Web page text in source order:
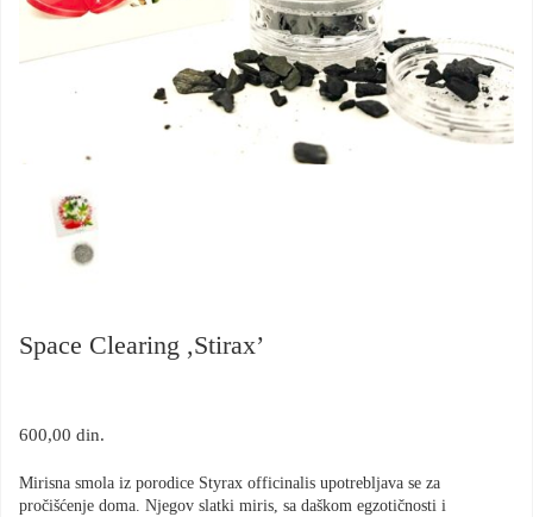
Space Clearing ,Stirax’
600,00 din.
Mirisna smola iz porodice Styrax officinalis upotrebljava se za
pročišćenje doma. Njegov slatki miris, sa daškom egzotičnosti i